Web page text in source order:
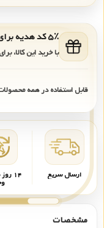
۵٪ کد هدیه برای خرید بعدی
با خرید این کالا،
قابل استفاده در همه
ارسال سریع ۱۴
مشخصات